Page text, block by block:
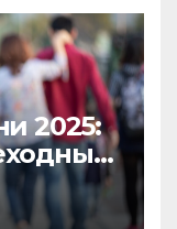
2025: